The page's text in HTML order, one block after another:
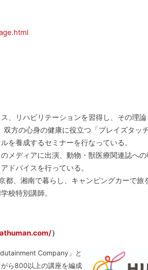
、リハビリテーションを習得し、その理
方の心身の健康に役立つ「プレイズタッ
を養成するセミナーを行なっている。
ディアに出演、動物・獣医療関連誌への
ドバイスを行っている。
、湘南で暮らし、キャンピングカーで旅
校特別講師。
）
Company」と
ら800以上の講座を編成